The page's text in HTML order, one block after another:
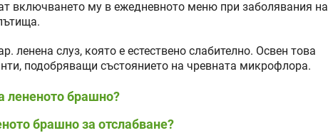
включването му в ежедневното меню при заболявания на
ленена слуз, която е естествено слабително. Освен това
подобряващи състоянието на чревната микрофлора.
лененото брашно?
брашно за отслабване?